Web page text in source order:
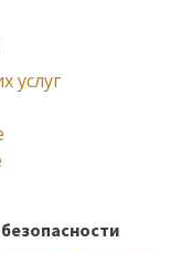
услуг